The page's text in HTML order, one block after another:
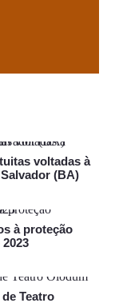
voltadas à
(BA)
à proteção
Teatro